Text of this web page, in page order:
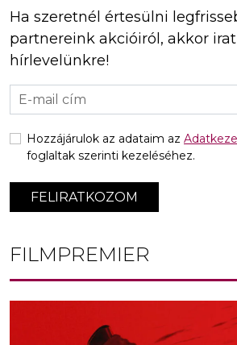
Ha szeretnél értesülni
partnereink akcióiról, akkor
hírlevelünkre!
FELIRATKOZOM
Hozzájárulok az adataim az
foglaltak szerinti kezeléséhez.
FILMPREMIER